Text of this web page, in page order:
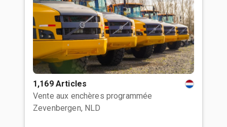
1,169 Articles
Vente aux enchères programmée
Zevenbergen, NLD